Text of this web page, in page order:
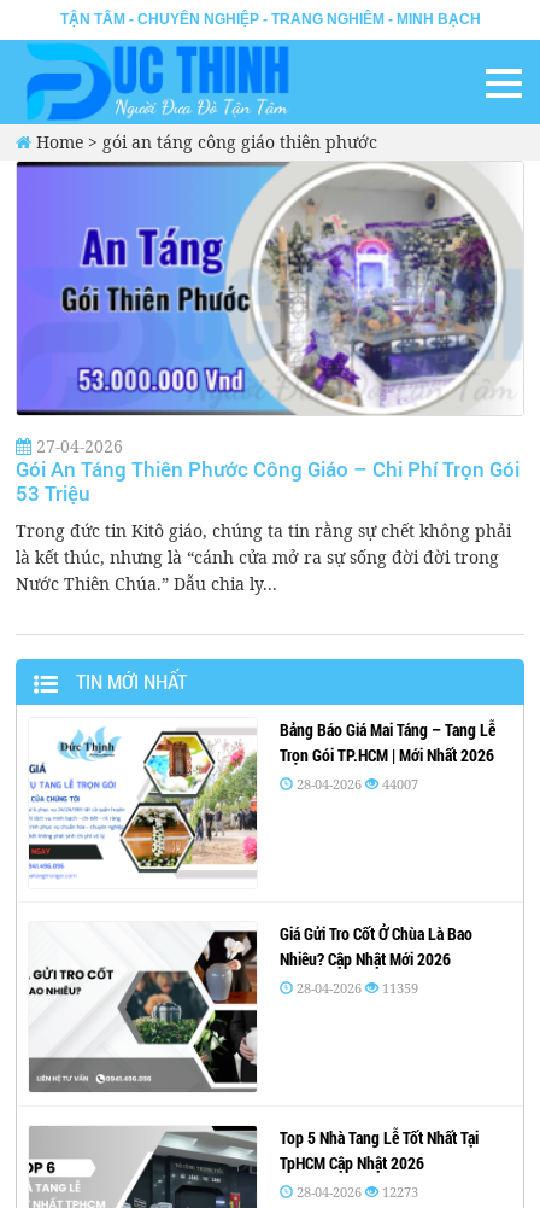
TẬN TÂM - CHUYÊN NGHIỆP - TRANG NGHIÊM - MINH BẠCH
Home > gói an táng công giáo thiên phước
27-04-2026
Gói An Táng Thiên Phước Công Giáo – Chi Phí Trọn Gói
53 Triệu
Trong đức tin Kitô giáo, chúng ta tin rằng sự chết không phải
là kết thúc, nhưng là “cánh cửa mở ra sự sống đời đời trong
Nước Thiên Chúa.” Dẫu chia ly...
TIN MỚI NHẤT
Bảng Báo Giá Mai Táng – Tang Lễ
Trọn Gói TP.HCM | Mới Nhất 2026
28-04-2026 44007
Giá Gửi Tro Cốt Ở Chùa Là Bao
Nhiêu? Cập Nhật Mới 2026
28-04-2026 11359
Top 5 Nhà Tang Lễ Tốt Nhất Tại
TpHCM Cập Nhật 2026
28-04-2026 12273